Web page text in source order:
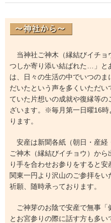
当神社ご神木（縁結びイチョ
つしか寄り添い結ばれた…」と
は、日々の生活の中でいつの
だいたという声を多くいただ
ていた片想いの成就や復縁等
ざいます。※毎月第一日曜16時
ります。
安産は新聞各紙（朝日・産経
ご神木（縁結びイチョウ）か
り手を合わせお参りをすると安
関東一円より沢山のご参拝を
祈願、随時承っております。
ご神芽のお陰で安産で無事「
とお宮参りの際に話す方も多い